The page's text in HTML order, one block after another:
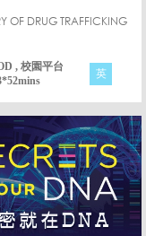
OF DRUG TRAFFICKING
, 校園平台
英